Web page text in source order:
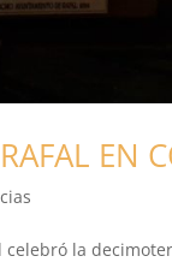
EN
la